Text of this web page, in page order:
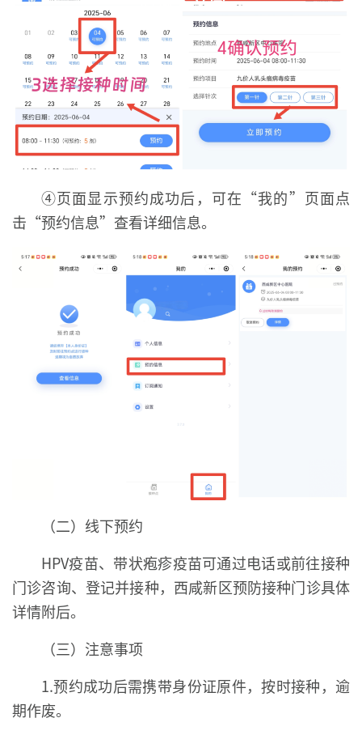
④页面显示预约成功后，可在“我的”页面点
击“预约信息”查看详细信息。
（二）线下预约
HPV疫苗、带状疱疹疫苗可通过电话或前往接种
门诊咨询、登记并接种，西咸新区预防接种门诊具体
详情附后。
（三）注意事项
1.预约成功后需携带身份证原件，按时接种，逾
期作废。